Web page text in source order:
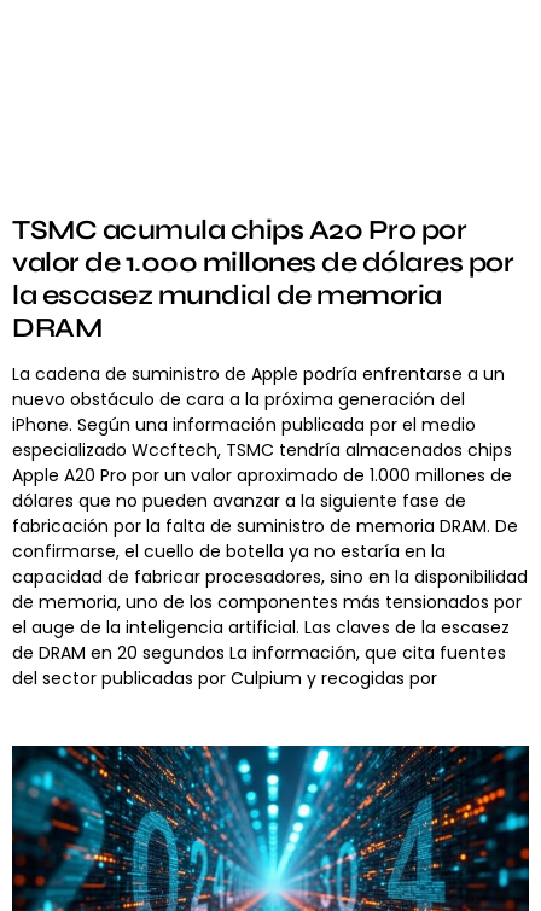
TSMC acumula chips A20 Pro por
valor de 1.000 millones de dólares por
la escasez mundial de memoria
DRAM
La cadena de suministro de Apple podría enfrentarse a un
nuevo obstáculo de cara a la próxima generación del
iPhone. Según una información publicada por el medio
especializado Wccftech, TSMC tendría almacenados chips
Apple A20 Pro por un valor aproximado de 1.000 millones de
dólares que no pueden avanzar a la siguiente fase de
fabricación por la falta de suministro de memoria DRAM. De
confirmarse, el cuello de botella ya no estaría en la
capacidad de fabricar procesadores, sino en la disponibilidad
de memoria, uno de los componentes más tensionados por
el auge de la inteligencia artificial. Las claves de la escasez
de DRAM en 20 segundos La información, que cita fuentes
del sector publicadas por Culpium y recogidas por